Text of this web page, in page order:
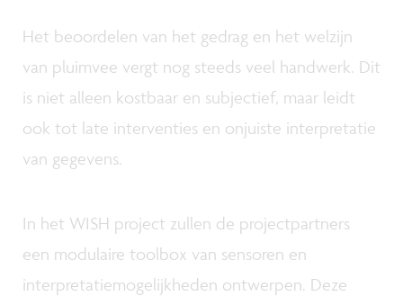
Het beoordelen van het gedrag en het welzijn
van pluimvee vergt nog steeds veel handwerk. Dit
is niet alleen kostbaar en subjectief, maar leidt
ook tot late interventies en onjuiste interpretatie
van gegevens.
In het WISH project zullen de projectpartners
een modulaire toolbox van sensoren en
interpretatiemogelijkheden ontwerpen. Deze